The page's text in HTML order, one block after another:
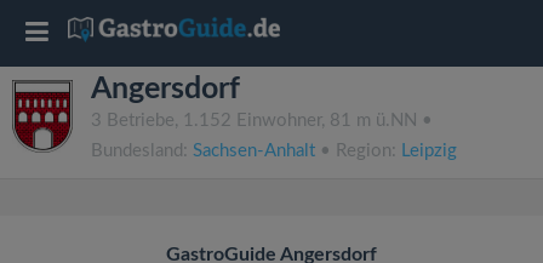
Angersdorf
3 Betriebe, 1.152 Einwohner, 81 m ü.NN •
Bundesland: Sachsen-Anhalt • Region: Leipzig
GastroGuide Angersdorf
T
o
g